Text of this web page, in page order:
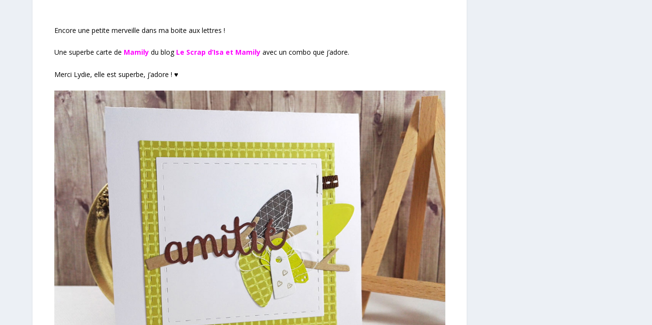
Encore une petite merveille dans ma boite aux lettres !
Une superbe carte de Mamily du blog Le Scrap d’Isa et Mamilyavec un combo que j’adore.
Merci Lydie, elle est superbe, j’adore ! ♥